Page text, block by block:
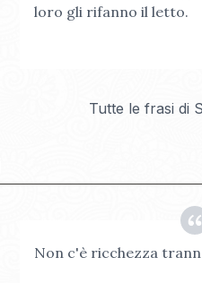
loro gli rifanno il letto.
Tutte le frasi di
Non c'è ricchezza